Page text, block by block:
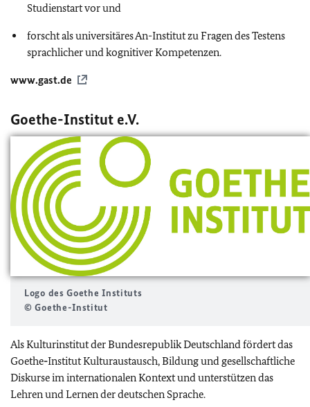
Studienstart vor und
forscht als universitäres An-Institut zu Fragen des Testens
sprachlicher und kognitiver Kompetenzen.
www.gast.de
Goethe-Institut e.V.
Logo des Goethe Instituts
© Goethe-Institut
Als Kulturinstitut der Bundesrepublik Deutschland fördert das
Goethe-Institut Kulturaustausch, Bildung und gesellschaftliche
Diskurse im internationalen Kontext und unterstützen das
Lehren und Lernen der deutschen Sprache.